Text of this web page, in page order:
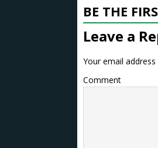
BE THE
Leave a
Your email
Comment